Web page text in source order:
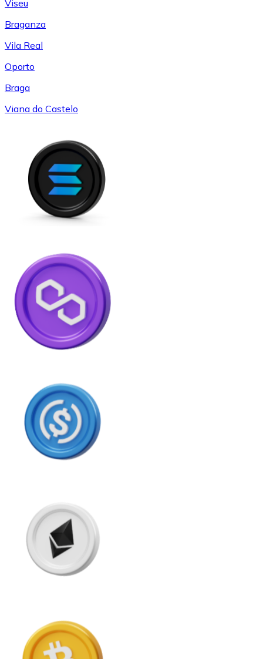
Viseu
Braganza
Vila Real
Oporto
Braga
Viana do Castelo